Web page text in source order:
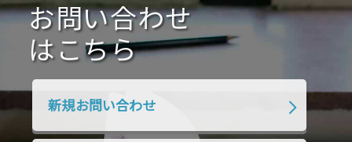
2020年7月 2020年6月 2020年5月
2020年4月 2020年3月 2020年2月
2019年10月 2019年9月
お問い合わせ
はこちら
新規お問い合わせ